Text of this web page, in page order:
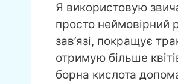
Я використовую
просто неймовірний
зав’язі, покращує
отримую більше
борна кислота